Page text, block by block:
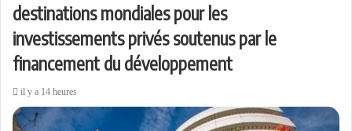
destinations mondiales pour les
investissements privés soutenus par le
financement du développement
il y a 14 heures